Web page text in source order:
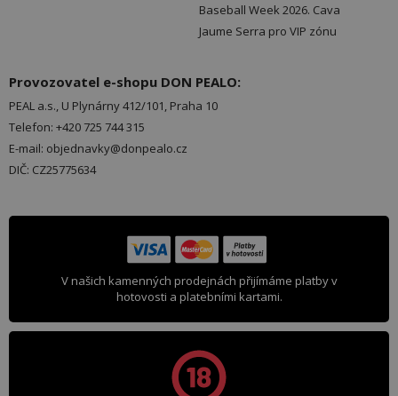
Baseball Week 2026. Cava
Jaume Serra pro VIP zónu
Provozovatel e-shopu DON PEALO:
PEAL a.s., U Plynárny 412/101, Praha 10
Telefon: +420 725 744 315
E-mail: objednavky@donpealo.cz
DIČ: CZ25775634
V našich kamenných prodejnách přijímáme platby v
hotovosti a platebními kartami.